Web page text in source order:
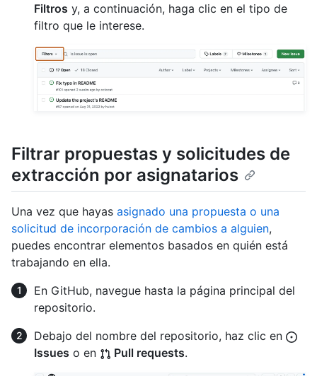
Filtros y, a continuación, haga clic en el tipo de
filtro que le interese.
Filtrar propuestas y solicitudes de
extracción por asignatarios
Una vez que hayas asignado una propuesta o una
solicitud de incorporación de cambios a alguien,
puedes encontrar elementos basados en quién está
trabajando en ella.
En GitHub, navegue hasta la página principal del
repositorio.
Debajo del nombre del repositorio, haz clic en
Issues o en Pull requests.